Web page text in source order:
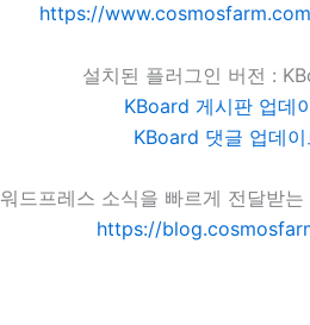
https://
설치된 플러그인 버전 :
KBoard 게시판 업데
KBoard 댓글 업데
워드프레스 소식을 빠르게 전달받
https://